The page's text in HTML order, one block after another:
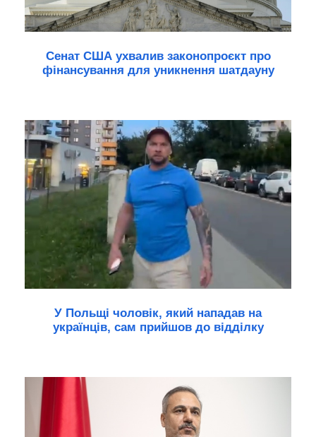
Сенат США ухвалив законопроєкт про
фінансування для уникнення шатдауну
У Польщі чоловік, який нападав на
українців, сам прийшов до відділку